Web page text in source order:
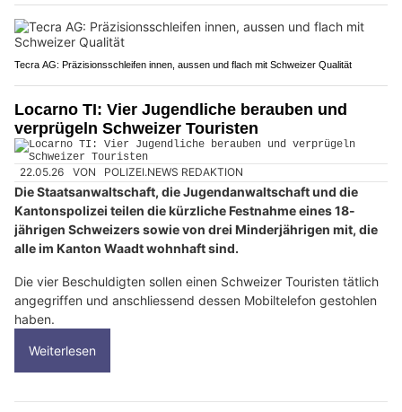
Tecra AG: Präzisionsschleifen innen, aussen und flach mit Schweizer Qualität
Locarno TI: Vier Jugendliche berauben und
verprügeln Schweizer Touristen
22.05.26 VON POLIZEI.NEWS REDAKTION
Die Staatsanwaltschaft, die Jugendanwaltschaft und die
Kantonspolizei teilen die kürzliche Festnahme eines 18-
jährigen Schweizers sowie von drei Minderjährigen mit, die
alle im Kanton Waadt wohnhaft sind.
Die vier Beschuldigten sollen einen Schweizer Touristen tätlich
angegriffen und anschliessend dessen Mobiltelefon gestohlen
haben.
Weiterlesen